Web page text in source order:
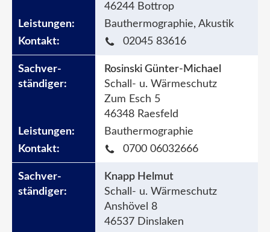
46244 Bottrop
Bauthermographie, Akustik
02045 83616
Rosinski Günter-Michael
Schall- u. Wärmeschutz
Zum Esch 5
46348 Raesfeld
Bauthermographie
0700 06032666
Knapp Helmut
Schall- u. Wärmeschutz
Anshövel 8
46537 Dinslaken